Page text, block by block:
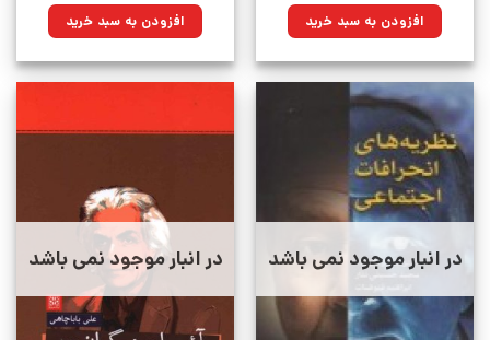
۱۹۵,۰۰۰تومان
بود.
۱۳۹,۴۲۵تومان.افزودن به سبد خرید بود.
افزودن به سبد خرید
در انبار موجود نمی باشد در انبار موجود نمی باشد